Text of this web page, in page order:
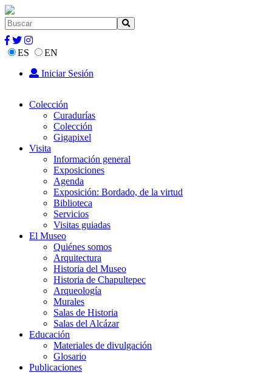
ES
EN
Iniciar Sesión
Colección
Curadurías
Colección
Gigapixel
Visita
Información general
Exposiciones
Agenda
Exposición: Bordado, de la virtud
Biblioteca
Servicios
Visitas guiadas
El Museo
Quiénes somos
Arquitectura
Historia del Museo
Historia de Chapultepec
Arqueología
Murales
Salas de Historia
Salas del Alcázar
Educación
Materiales de divulgación
Glosario
Publicaciones